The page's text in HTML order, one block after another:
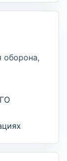
оборона,